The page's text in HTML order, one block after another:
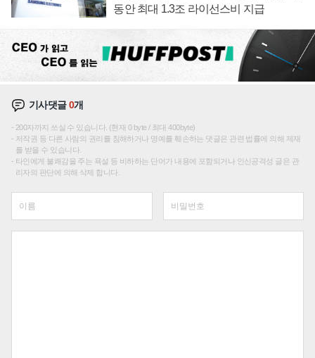
동안 최대 1.3조 라이선스비 지급
기사댓글0개
200자까지 쓰실 수 있습니다. (현재 0 byte / 최대 400byte)
저작권 등 다른 사람의 권리를 침해하거나 명예를 훼손하는 댓글은 관련 법률에 의해 제재
를 받을 수 있습니다.
타인에게 불쾌감을 주는 욕설 등 비하하는 단어가 내용에 포함되거나 인신공격성 글은 관
리자의 판단에 의해 삭제 합니다.